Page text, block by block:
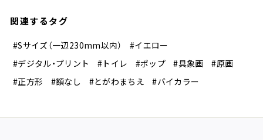
関連するタグ
#Sサイズ（一辺230mm以内）
#イエロー
#デジタル・プリント
#トイレ #ポップ #具象画
#原画
#正方形
#額なし #とがわまちえ #バイカラー